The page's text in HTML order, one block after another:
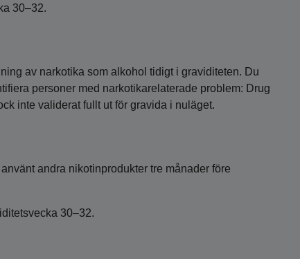
30–32.
av narkotika som alkohol tidigt i graviditeten. Du
personer med narkotikarelaterade problem: Drug
inte validerat fullt ut för gravida i nuläget.
andra nikotinprodukter tre månader före
30–32.